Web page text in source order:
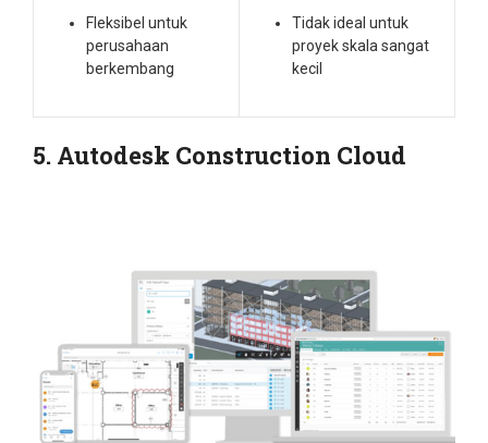
Fleksibel untuk
perusahaan
berkembang
Tidak ideal untuk
proyek skala sangat
kecil
5. Autodesk Construction Cloud